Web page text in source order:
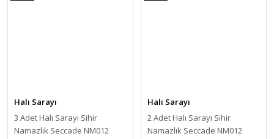
Halı Sarayı
3 Adet Halı Sarayı Sihir
Namazlık Seccade NM012
Halı Sarayı
2 Adet Halı Sarayı Sihir
Namazlık Seccade NM012